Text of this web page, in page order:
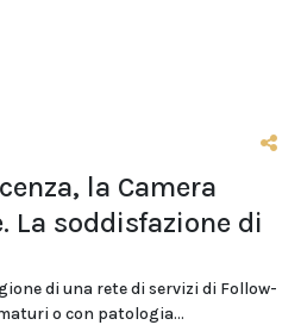
la Camera
La soddisfazione di
di una rete di servizi di Follow-
o con patologia...